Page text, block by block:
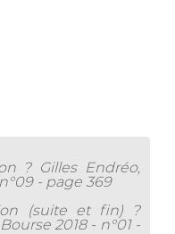
? Gilles Endréo,
- page 369
(suite et fin) ?
2018 - n°01 -